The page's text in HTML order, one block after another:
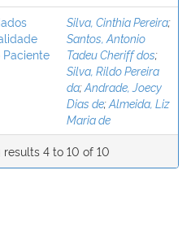
Silva, Cinthia Pereira;
Santos, Antonio
Tadeu Cheriff dos;
Silva, Rildo Pereira
da;Andrade, Joecy
Dias de;Almeida, Liz
Maria de
results 4 to 10 of 10